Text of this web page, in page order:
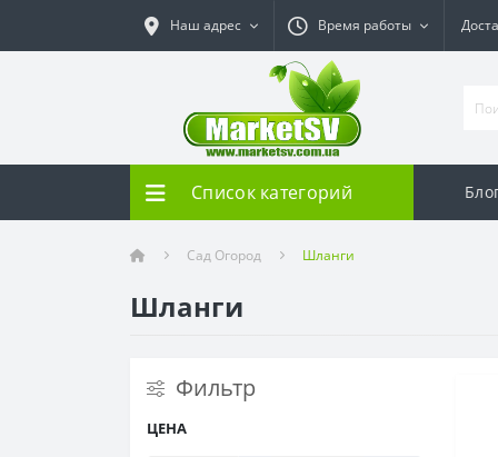
Наш адрес Время работы
Список категорий
Сад Огород Шланги
Шланги
Фильтр
ЦЕНА